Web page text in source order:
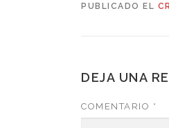
PUBLICADO EL
DEJA UNA
COMENTARIO *